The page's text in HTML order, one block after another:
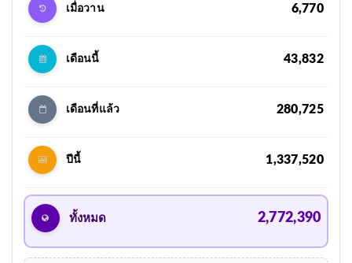
เมื่อวาน 6,770
เดือนนี้ 43,832
เดือนที่แล้ว 280,725
ปีนี้ 1,337,520
ทั้งหมด 2,772,390